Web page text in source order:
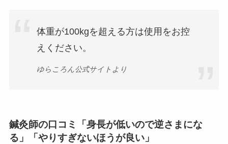
体重が100kgを超える方は使用をお控
えください。
ゆらころん公式サイトより
鍼灸師の口コミ「身長が低いので逆さまにな
る」「やりすぎないほうが良い」